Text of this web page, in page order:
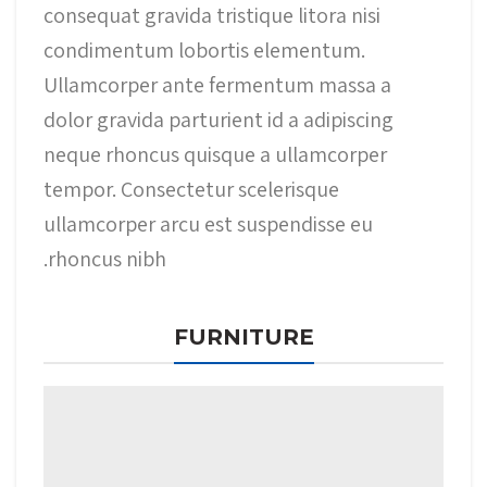
consequat gravida tristique litora nisi
condimentum lobortis elementum.
Ullamcorper ante fermentum massa a
dolor gravida parturient id a adipiscing
neque rhoncus quisque a ullamcorper
tempor. Consectetur scelerisque
ullamcorper arcu est suspendisse eu
rhoncus nibh.
FURNITURE